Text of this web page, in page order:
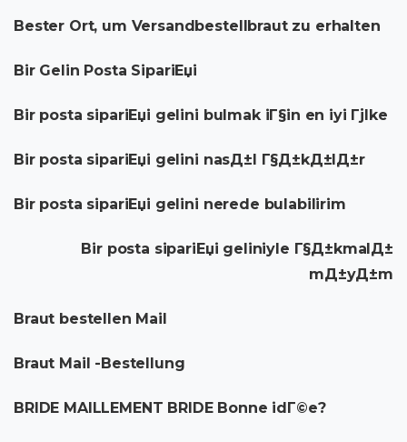
Bester Ort, um Versandbestellbraut zu erhalten
Bir Gelin Posta SipariЕџi
Bir posta sipariЕџi gelini bulmak iГ§in en iyi Гјlke
Bir posta sipariЕџi gelini nasД±l Г§Д±kД±lД±r
Bir posta sipariЕџi gelini nerede bulabilirim
Bir posta sipariЕџi geliniyle Г§Д±kmalД±
mД±yД±m
Braut bestellen Mail
Braut Mail -Bestellung
BRIDE MAILLEMENT BRIDE Bonne idГ©e?